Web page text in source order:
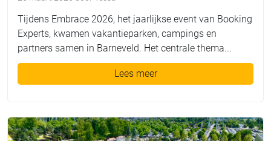
Tijdens Embrace 2026, het jaarlijkse event van Booking
Experts, kwamen vakantieparken, campings en
partners samen in Barneveld. Het centrale thema...
Lees meer